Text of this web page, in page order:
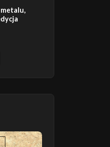
metalu,